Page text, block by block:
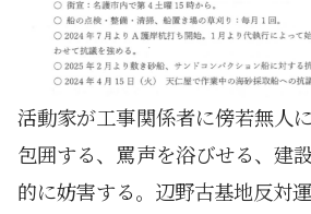
活動家が工事関係者に傍若無人
包囲する、罵声を浴びせる、建
的に妨害する。辺野古基地反対運